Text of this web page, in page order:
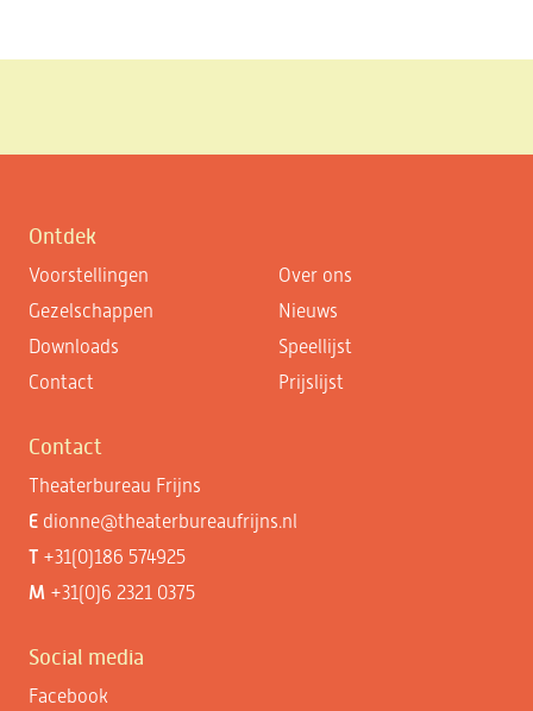
Ontdek
Voorstellingen
Over ons
Gezelschappen
Nieuws
Downloads
Speellijst
Contact
Prijslijst
Contact
Theaterbureau Frijns
E dionne@theaterbureaufrijns.nl
T +31(0)186 574925
M +31(0)6 2321 0375
Social media
Facebook